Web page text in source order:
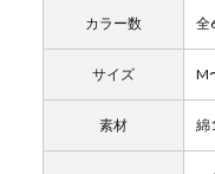
カラー数 全
サイズ M
素材 綿